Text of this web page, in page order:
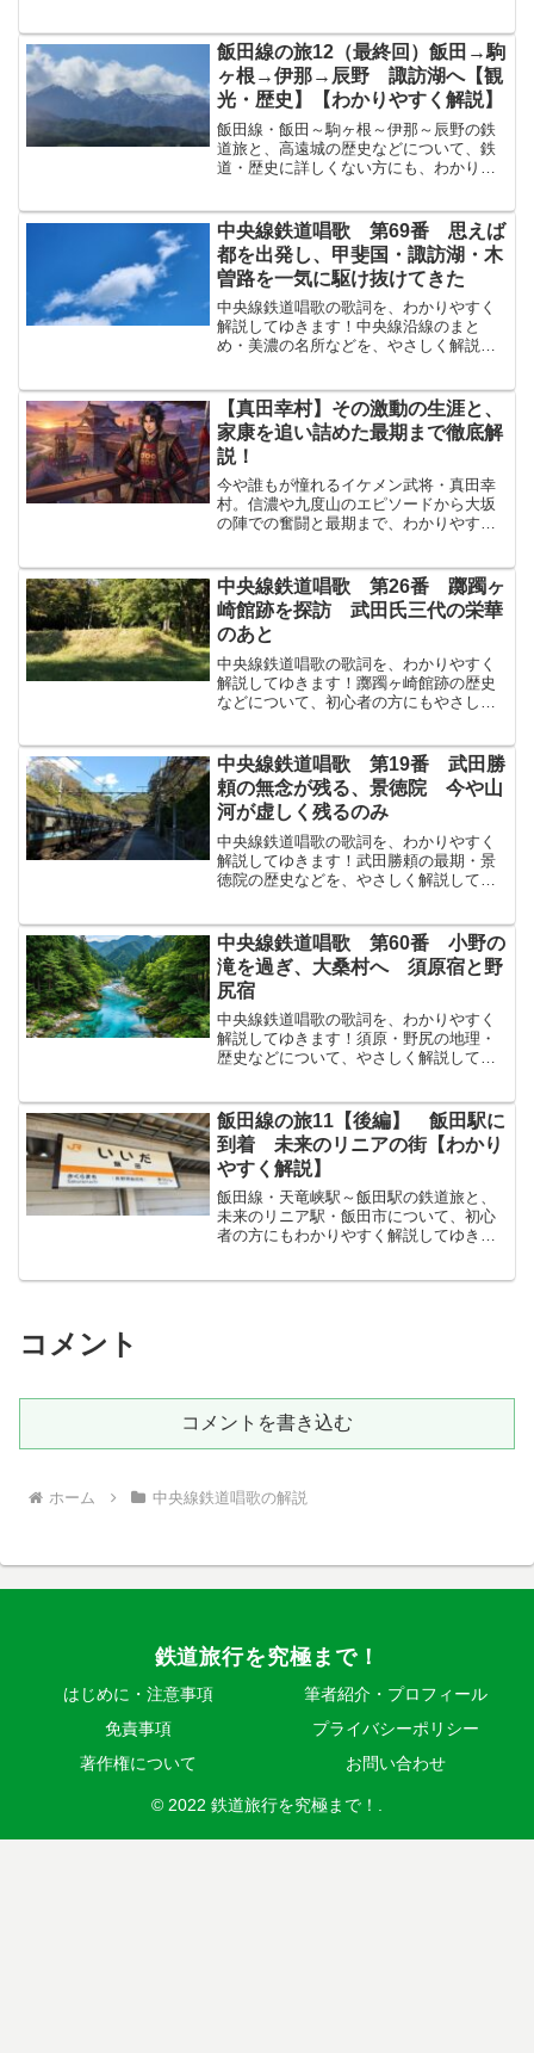
流とは？パンタグラフとは？VVVFインバ
ータとは？鉄道のモー...
飯田線の旅12（最終回）飯田→駒
ヶ根→伊那→辰野 諏訪湖へ【観
光・歴史】【わかりやすく解説】
飯田線・飯田～駒ヶ根～伊那～辰野の鉄
道旅と、高遠城の歴史などについて、鉄
道・歴史に詳しくない方にも、わかりや
す。今回で、飯田線の旅はラストこの全
12回にわたって解説してき...
中央線鉄道唱歌 第69番 思えば
都を出発し、甲斐国・諏訪湖・木
曽路を一気に駆け抜けてきた
中央線鉄道唱歌の歌詞を、わかりやすく
解説してゆきます！中央線沿線のまと
め・美濃の名所などを、やさしく解説し
富士ふじの嶺みね諏訪すわの湖みずうみ
木曾きその谷美濃みのの名...
【真田幸村】その激動の生涯と、
家康を追い詰めた最期まで徹底解
説！
今や誰もが憧れるイケメン武将・真田幸
村。信濃や九度山のエピソードから大坂
の陣での奮闘と最期まで、わかりやすく
の）」​真田幸村（本名：真田信繁）は、
戦国時代から江戸時代初...
中央線鉄道唱歌 第26番 躑躅ヶ
崎館跡を探訪 武田氏三代の栄華
のあと
中央線鉄道唱歌の歌詞を、わかりやすく
解説してゆきます！躑躅ヶ崎館跡の歴史
などについて、初心者の方にもやさしく
に額ぬかづく人もなし躑躅つつじが崎さ
きの址あと訪とえば夏草...
中央線鉄道唱歌 第19番 武田勝
頼の無念が残る、景徳院 今や山
河が虚しく残るのみ
中央線鉄道唱歌の歌詞を、わかりやすく
解説してゆきます！武田勝頼の最期・景
徳院の歴史などを、やさしく解説してゆ
徳院けいとくいん國くには滅びていたず
らに山河さんが昔を語る...
中央線鉄道唱歌 第60番 小野の
滝を過ぎ、大桑村へ 須原宿と野
尻宿
中央線鉄道唱歌の歌詞を、わかりやすく
解説してゆきます！須原・野尻の地理・
歴史などについて、やさしく解説してゆ
立たちわたる名所めぐりも束つかの間ま
に須原すはらの宿しゅく...
飯田線の旅11【後編】 飯田駅に
到着 未来のリニアの街【わかり
やすく解説】
飯田線・天竜峡駅～飯田駅の鉄道旅と、
未来のリニア駅・飯田市について、初心
者の方にもわかりやすく解説してゆきま
コメント
コメントを書き込む
ホーム 中央線鉄道唱歌の解説
鉄道旅行を究極まで！
はじめに・注意事項
筆者紹介・プロフィール
免責事項
プライバシーポリシー
著作権について
お問い合わせ
© 2022 鉄道旅行を究極まで！.